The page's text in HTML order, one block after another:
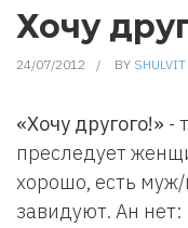
КАК
СЕБЯ
ВЕСТИ
Хочу
24/07/2012 BY SHULVIT
«Хочу другого!» -
преследует
хорошо, есть муж/
завидуют. Ан нет: